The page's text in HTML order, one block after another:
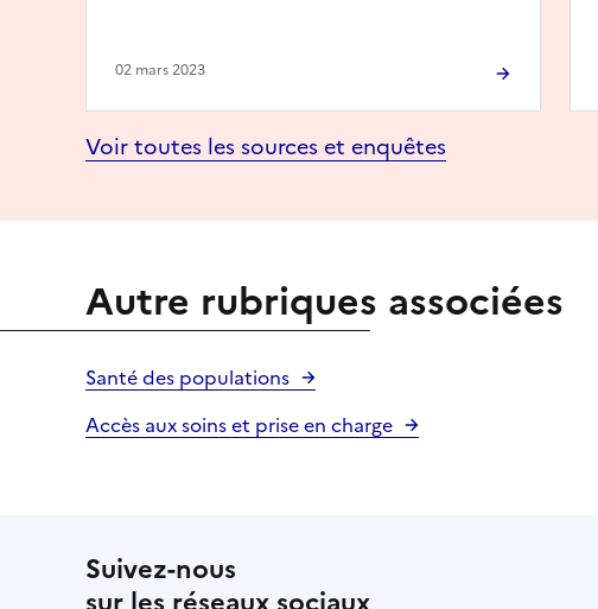
02 mars 2023
Voir toutes les sources et enquêtes
Autre rubriques associées
Santé des populations
Accès aux soins et prise en charge
Suivez-nous